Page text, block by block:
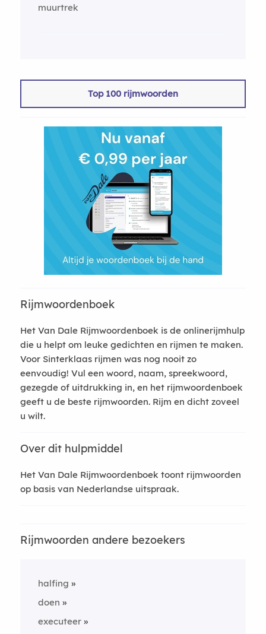
muurtrek
Top 100 rijmwoorden
Rijmwoordenboek
Het Van Dale Rijmwoordenboek is de onlinerijmhulp
die u helpt om leuke gedichten en rijmen te maken.
Voor Sinterklaas rijmen was nog nooit zo
eenvoudig! Vul een woord, naam, spreekwoord,
gezegde of uitdrukking in, en het rijmwoordenboek
geeft u de beste rijmwoorden. Rijm en dicht zoveel
u wilt.
Over dit hulpmiddel
Het Van Dale Rijmwoordenboek toont rijmwoorden
op basis van Nederlandse uitspraak.
Rijmwoorden andere bezoekers
halfing
doen
executeer